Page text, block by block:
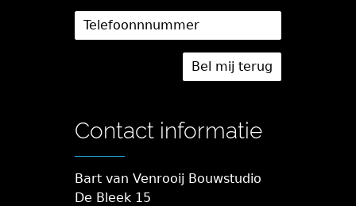
Contact informatie
Bart van Venrooij Bouwstudio
De Bleek 15